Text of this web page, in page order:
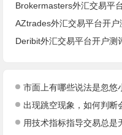
Brokermasters外汇交易平
AZtrades外汇交易平台开户
Deribit外汇交易平台开户测
市面上有哪些说法是忽悠
出现跳空现象，如何判断
用技术指标指导交易总是